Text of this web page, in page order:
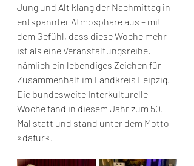
Jung und Alt klang der Nachmittag in
entspannter Atmosphäre aus – mit
dem Gefühl, dass diese Woche mehr
ist als eine Veranstaltungsreihe,
nämlich ein lebendiges Zeichen für
Zusammenhalt im Landkreis Leipzig.
Die bundesweite Interkulturelle
Woche fand in diesem Jahr zum 50.
Mal statt und stand unter dem Motto
»dafür«.